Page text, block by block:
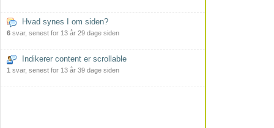
Hvad synes I om siden?
6 svar, senest for 13 år 29 dage siden
Indikerer content er scrollable
1 svar, senest for 13 år 39 dage siden